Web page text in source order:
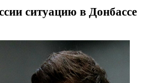
ситуацию в Донбассе